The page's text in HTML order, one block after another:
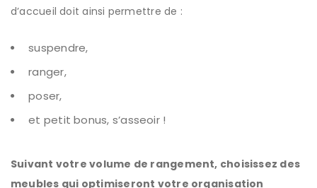
d’accueil doit ainsi permettre de :
suspendre,
ranger,
poser,
et petit bonus, s’asseoir !
Suivant votre volume de rangement, choisissez des
meubles qui optimiseront votre organisation